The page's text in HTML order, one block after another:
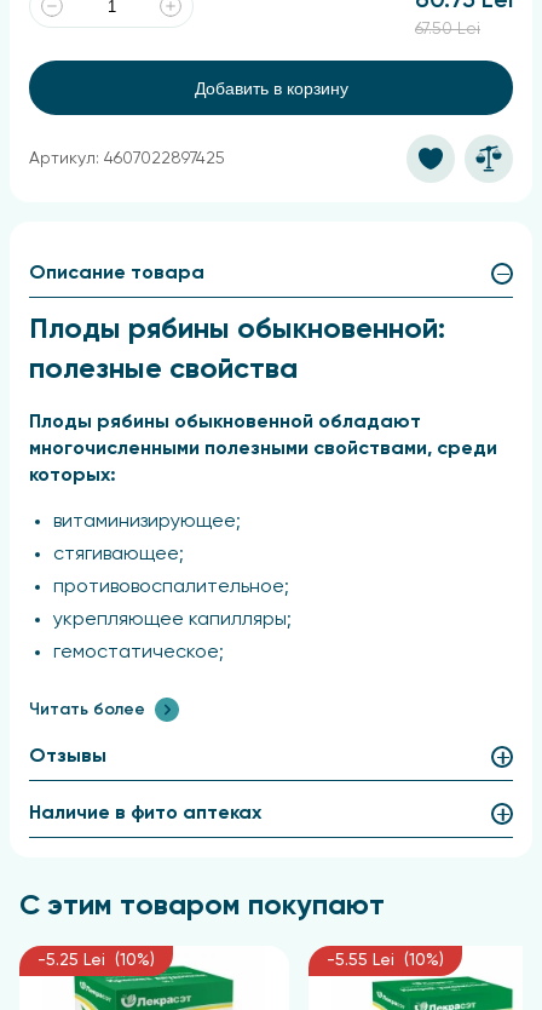
67.50 Lei
Добавить в корзину
Артикул: 4607022897425
Описание товара
Плоды рябины обыкновенной:
полезные свойства
Плоды рябины обыкновенной обладают
многочисленными полезными свойствами, среди
которых:
витаминизирующее;
стягивающее;
противовоспалительное;
укрепляющее капилляры;
гемостатическое;
мягкое слабительное;
потогонное;
диуретическое;
антигипертензивное.
холестерина в крови и уменьшению жировой
ткани в печени.
В современной медицине
плоды рябины
Читать более
Отзывы
Наличие в фито аптеках
С этим товаром покупают
-5.25 Lei (10%) -5.55 Lei (10%)